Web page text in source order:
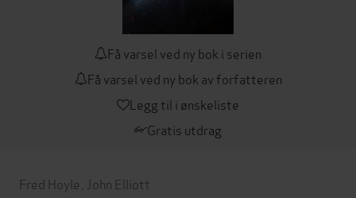
Få varsel ved ny bok i serien
Få varsel ved ny bok av forfatteren
Legg til i ønskeliste
Gratis utdrag
Fred Hoyle John Elliott